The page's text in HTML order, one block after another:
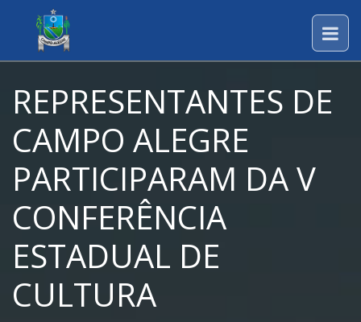
REPRESENTANTES DE
CAMPO ALEGRE
PARTICIPARAM DA V
CONFERÊNCIA
ESTADUAL DE
CULTURA